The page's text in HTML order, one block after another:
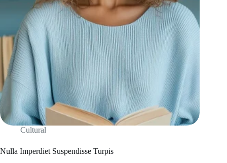
Cultural
Nulla Imperdiet Suspendisse Turpis